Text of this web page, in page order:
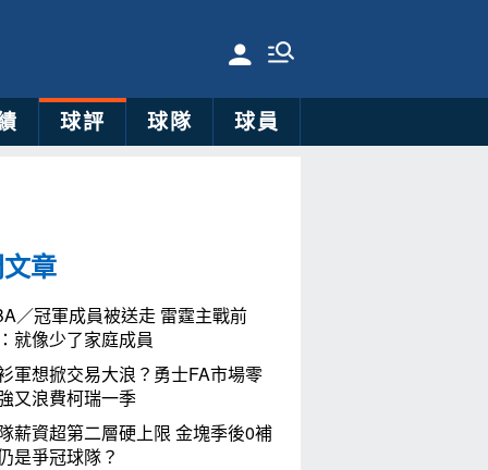
球評 球隊 球員
章
／冠軍成員被送走 雷霆主戰前
就像少了家庭成員
軍想掀交易大浪？勇士FA市場零
又浪費柯瑞一季
薪資超第二層硬上限 金塊季後0補
是爭冠球隊？